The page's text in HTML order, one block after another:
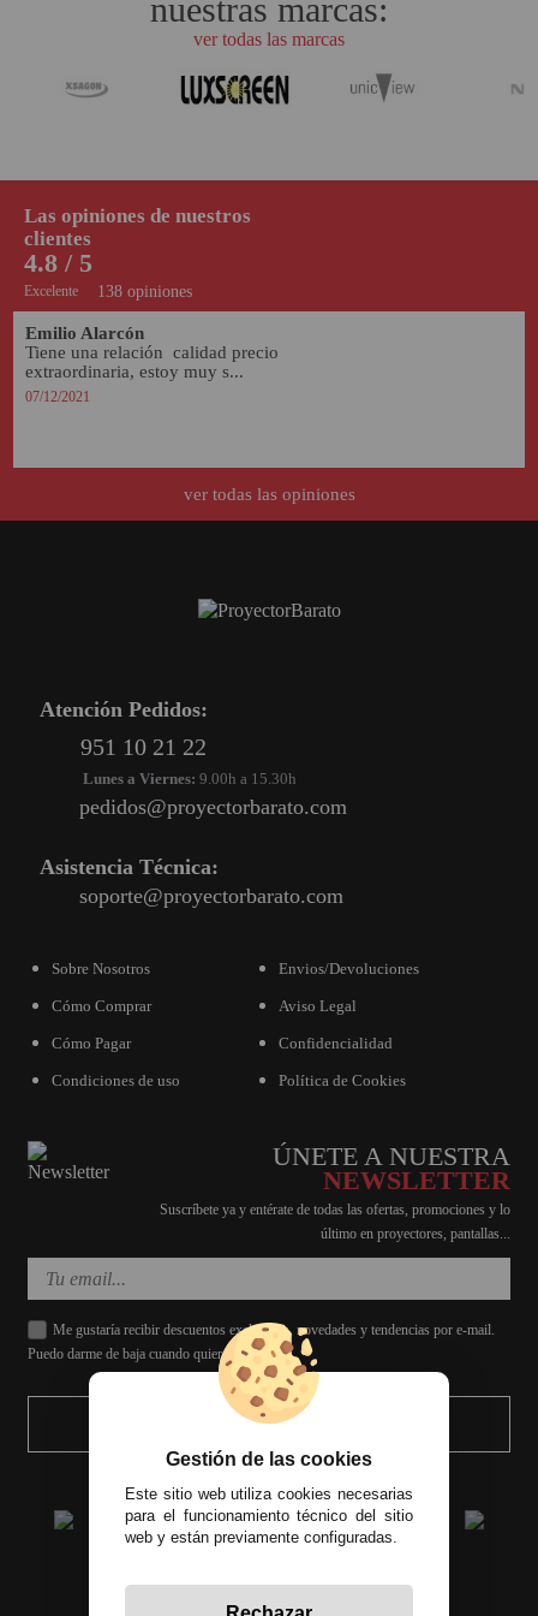
nuestras marcas:
ver todas las marcas
138 opiniones
4.8 / 5
Excelente
Las opiniones de nuestros
clientes
Emilio Alarcón
Tiene una relación  calidad precio
extraordinaria, estoy muy s...
07/12/2021
ver todas las opiniones
Atención Pedidos:
951 10 21 22
Lunes a Viernes: 9.00h a 15.30h
pedidos@proyectorbarato.com
Asistencia Técnica:
soporte@proyectorbarato.com
Sobre Nosotros
Cómo Comprar
Cómo Pagar
Condiciones de uso
Envios/Devoluciones
Aviso Legal
Confidencialidad
Política de Cookies
ÚNETE A NUESTRA
NEWSLETTER
Suscríbete ya y entérate de todas las ofertas, promociones y lo
último en proyectores, pantallas...
Me gustaría recibir descuentos exclusivos, novedades y tendencias por e-mail.
Puedo darme de baja cuando quiera.
ENVIAR
Gestión de las cookies
Este sitio web utiliza cookies necesarias
para el funcionamiento técnico del sitio
web y están previamente configuradas.